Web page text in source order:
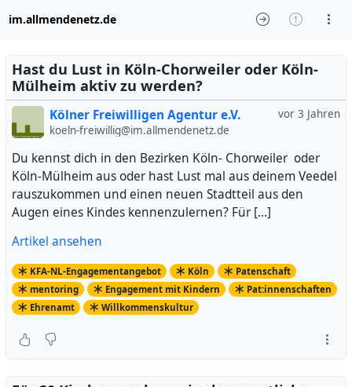
im.allmendenetz.de
Hast du Lust in Köln-Chorweiler oder Köln-
Mülheim aktiv zu werden?
vor 3 Jahren
Kölner Freiwilligen Agentur e.V.
koeln-freiwillig@im.allmendenetz.de
Du kennst dich in den Bezirken Köln- Chorweiler oder
Köln-Mülheim aus oder hast Lust mal aus deinem Veedel
rauszukommen und einen neuen Stadtteil aus den
Augen eines Kindes kennenzulernen? Für […]
Artikel ansehen
KFA-NL-Engagementangebot Köln
Patenschaft
mentoring
Engagement mit Kindern
Pat:innenschaften
Ehrenamt
Willkommenskultur